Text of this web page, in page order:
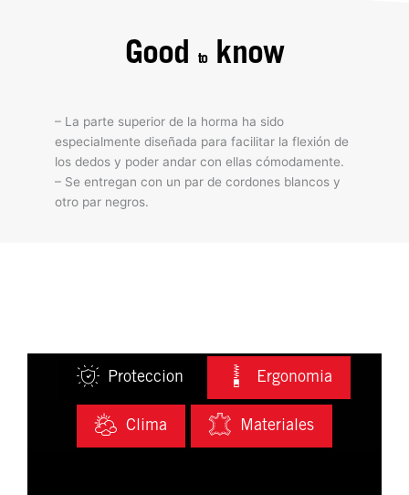
Good toknow
– La parte superior de la horma ha sido
especialmente diseñada para facilitar la flexión de
los dedos y poder andar con ellas cómodamente.
– Se entregan con un par de cordones blancos y
otro par negros.
Proteccion Ergonomia
Clima Materiales